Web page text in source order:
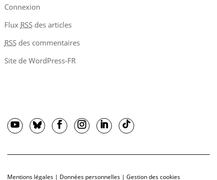
Connexion
Flux RSSdes articles
RSSdes commentaires
Site de WordPress-FR
Mentions légales | Données personnelles | Gestion des cookies